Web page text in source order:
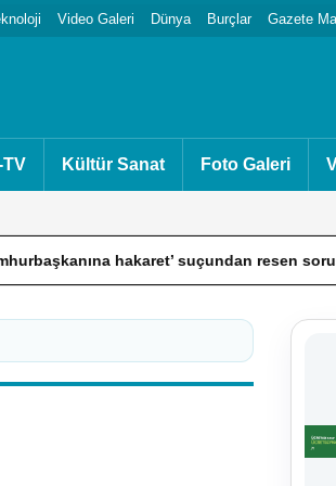
Video Galeri Dünya Burçlar Gazete
TV Kültür Sanat Foto Galeri
suçundan resen soruşturma